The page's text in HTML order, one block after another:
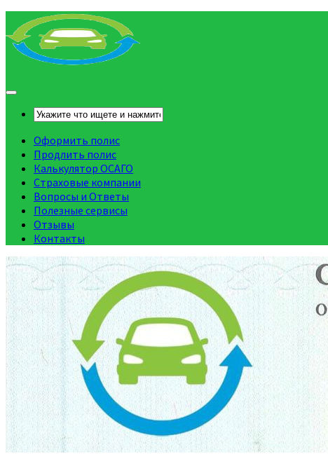
Оформить полис
Продлить полис
Калькулятор ОСАГО
Страховые компании
Вопросы и Ответы
Полезные сервисы
Отзывы
Контакты